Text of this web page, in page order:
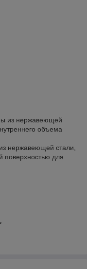
из нержавеющей
объема
нержавеющей стали,
поверхностью для